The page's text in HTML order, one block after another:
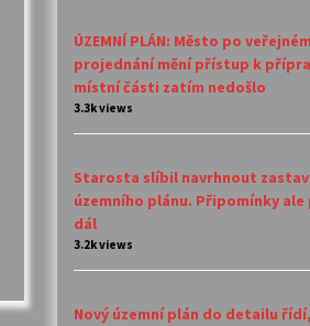
ÚZEMNÍ PLÁN: Město po veřejném
projednání mění přístup k
místní části zatím nedošlo
3.3k views
Starosta slíbil navrhnout
územního plánu. Připomínky
dál
3.2k views
Nový územní plán do detailu